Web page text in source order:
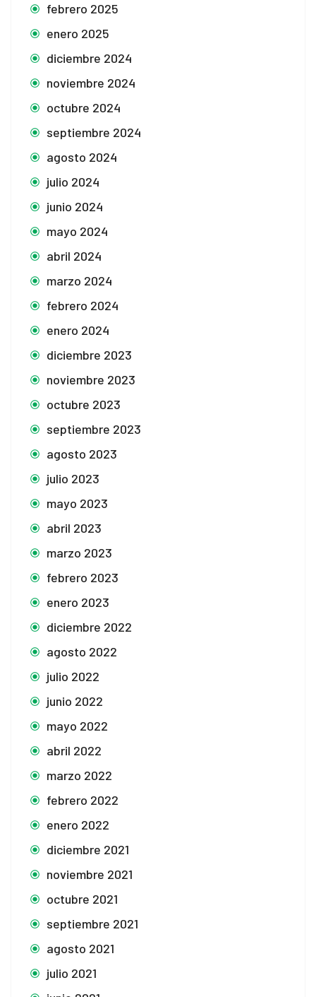
febrero 2025
enero 2025
diciembre 2024
noviembre 2024
octubre 2024
septiembre 2024
agosto 2024
julio 2024
junio 2024
mayo 2024
abril 2024
marzo 2024
febrero 2024
enero 2024
diciembre 2023
noviembre 2023
octubre 2023
septiembre 2023
agosto 2023
julio 2023
mayo 2023
abril 2023
marzo 2023
febrero 2023
enero 2023
diciembre 2022
agosto 2022
julio 2022
junio 2022
mayo 2022
abril 2022
marzo 2022
febrero 2022
enero 2022
diciembre 2021
noviembre 2021
octubre 2021
septiembre 2021
agosto 2021
julio 2021